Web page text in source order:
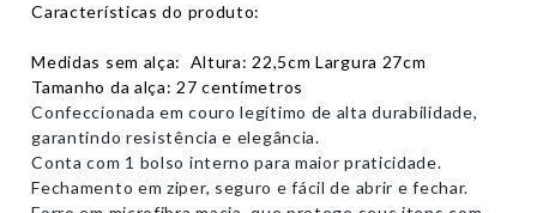
Características do produto:
Medidas sem alça: Altura: 22,5cm Largura 27cm
Tamanho da alça: 27 centímetros
Confeccionada emcouro legítimo de alta durabilidade,
garantindo resistência e elegância.
Conta com 1 bolso interno para maior praticidade.
Fechamento em ziper, seguro e fácil de abrir e fechar.